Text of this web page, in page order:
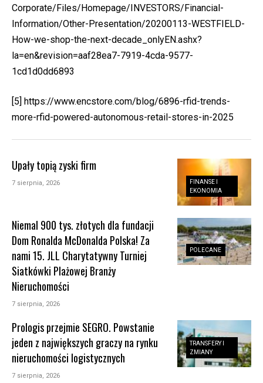
Corporate/Files/Homepage/INVESTORS/Financial-
Information/Other-Presentation/20200113-WESTFIELD-
How-we-shop-the-next-decade_onlyEN.ashx?
la=en&revision=aaf28ea7-7919-4cda-9577-
1cd1d0dd6893
[5] https://www.encstore.com/blog/6896-rfid-trends-
more-rfid-powered-autonomous-retail-stores-in-2025
FINANSE I
EKONOMIA
Upały topią zyski firm
7 sierpnia, 2026
POLECANE
Niemal 900 tys. złotych dla fundacji
Dom Ronalda McDonalda Polska! Za
nami 15. JLL Charytatywny Turniej
Siatkówki Plażowej Branży
Nieruchomości
7 sierpnia, 2026
TRANSFERY I
ZMIANY
Prologis przejmie SEGRO. Powstanie
jeden z największych graczy na rynku
nieruchomości logistycznych
7 sierpnia, 2026